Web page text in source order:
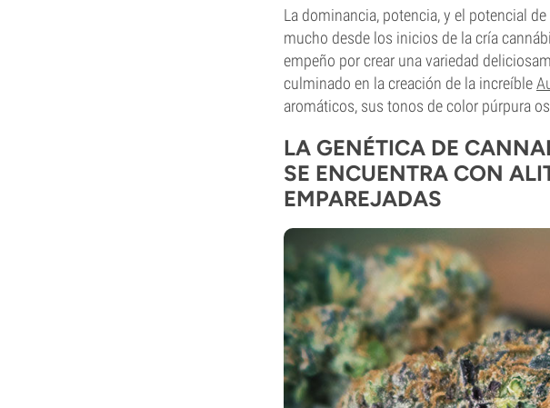
La dominancia, potencia, y el potencial
mucho desde los inicios de la cría
empeño por crear una variedad
culminado en la creación de la increíble
aromáticos, sus tonos de color púrpura
LA GENÉTICA DE
SE ENCUENTRA CON
EMPAREJADAS